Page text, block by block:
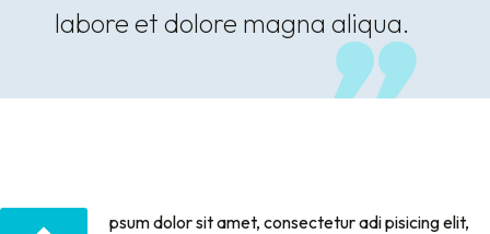
labore et dolore magna aliqua.
psum dolor sit amet, consectetur adi pisicing elit,